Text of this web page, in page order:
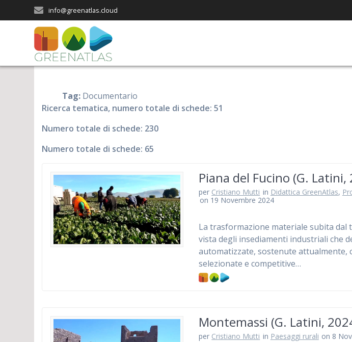
al
contenuto
info@greenatlas.cloud
Tag: Documentario
Ricerca tematica, numero totale di schede: 51
Numero totale di schede: 230
Numero totale di schede: 65
Piana del Fucino (G. Latini,
per Cristiano Mutti in Didattica GreenAtlas,
on 19 Novembre 2024
La trasformazione materiale subita
vista degli insediamenti industriali che
automatizzate, sostenute attualmente,
selezionate e competitive…
Montemassi (G. Latini,
per Cristiano Mutti in Paesaggi rurali on 8